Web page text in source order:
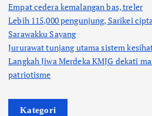
Empat cedera kemalangan bas, treler
Lebih 115,000 pengunjung, Sarikei
Sarawakku Sayang
Jururawat tunjang utama sistem
Langkah Jiwa Merdeka KMJG dekati
patriotisme
Kategori